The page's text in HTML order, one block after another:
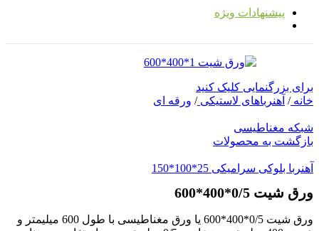
پیشنهادات ویژه
برای بزرگنمایی کلیک کنید
خانه/ آهنرباهای لاستیکی/ ورقه ای
شبکه مغناطیسی
بازگشت به محصولات
آهنربا بلوکی سرامیکی 25*100*150
ورق شیت 0/5*400*600
ورق شیت 0/5*400*600 یا ورق مغناطیسی با طول 600 میلیمتر و